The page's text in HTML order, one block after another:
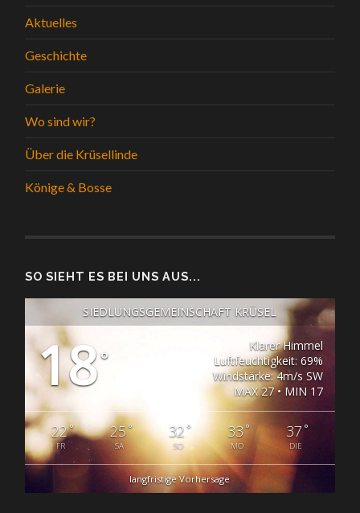
Aktuelles
Geschichte
Galerie
Wo sind wir?
Über die Krüsellinde
Könige & Bosse
SO SIEHT ES BEI UNS AUS...
SIEDLUNGSGEMEINSCHAFT KRÜSEL
18°
Klarer Himmel
Luftfeuchtigkeit: 69%
Windstärke: 4m/s SW
MAX 27 • MIN 17
22°
FR
25°
SA
32 °
SO
33°
MO
37 °
DIE
langfristige Vorhersage